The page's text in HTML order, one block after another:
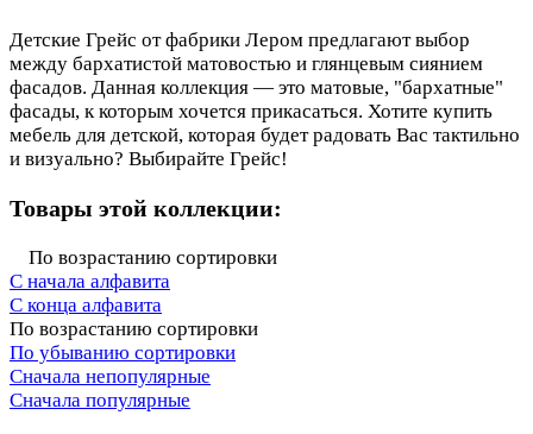
Детские Грейс от фабрики Лером предлагают выбор
между бархатистой матовостью и глянцевым сиянием
фасадов. Данная коллекция — это матовые, "бархатные"
фасады, к которым хочется прикасаться. Хотите купить
мебель для детской, которая будет радовать Вас тактильно
и визуально? Выбирайте Грейс!
Товары этой коллекции:
По возрастанию сортировки
С начала алфавита
С конца алфавита
По возрастанию сортировки
По убыванию сортировки
Сначала непопулярные
Сначала популярные